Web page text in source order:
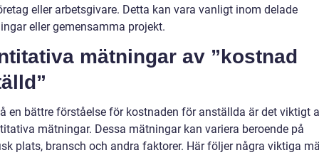
eller arbetsgivare. Detta kan vara vanligt inom delade
eller gemensamma projekt.
mätningar av ”kostnad
en bättre förståelse för kostnaden för anställda är det viktigt
mätningar. Dessa mätningar kan variera beroende på
plats, bransch och andra faktorer. Här följer några viktiga